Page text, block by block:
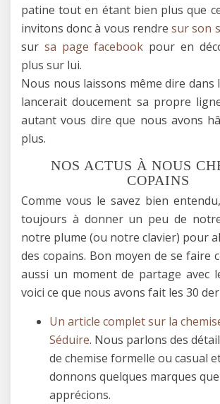
patine tout en étant bien plus que
invitons donc à vous rendresur son
sur sa page facebook pour en
plus sur lui.
Nous nous laissons même dire dans
lancerait doucement sa propre
autant vous dire que nous avons
plus.
NOS ACTUS À NOUS
COPAINS
Comme vous le savez bien
toujours à donner un peu de
notre plume (ou notre clavier) pour
des copains. Bon moyen de se faire
aussi un moment de partage avec
voici ce que nous avons fait les 30
Un article complet sur la
Séduire. Nous parlons des
de chemise formelle ou casual
donnons quelques marques
apprécions.